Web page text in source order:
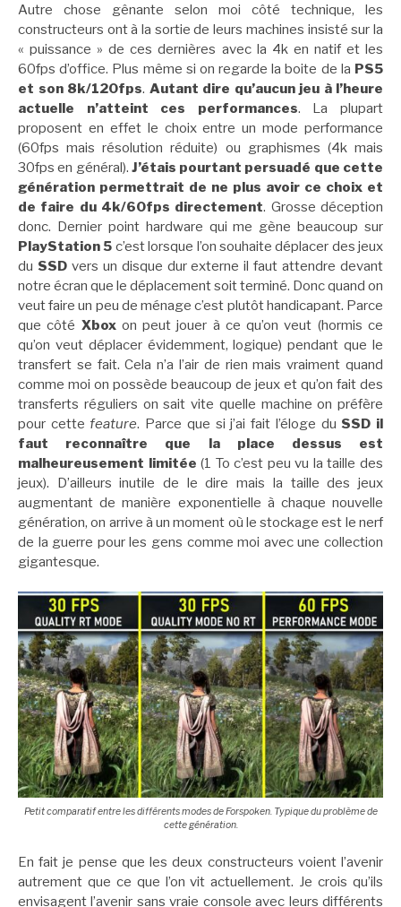
Autre chose gênante selon moi côté technique, les
constructeurs ont à la sortie de leurs machines insisté sur la
« puissance » de ces dernières avec la 4k en natif et les
60fps d’office. Plus même si on regarde la boite de la PS5
et son 8k/120fps. Autant dire qu’aucun jeu à l’heure
actuelle n’atteint ces performances. La plupart
proposent en effet le choix entre un mode performance
(60fps mais résolution réduite) ou graphismes (4k mais
30fps en général). J’étais pourtant persuadé que cette
génération permettrait de ne plus avoir ce choix et
de faire du 4k/60fps directement. Grosse déception
donc. Dernier point hardware qui me gène beaucoup sur
PlayStation 5 c’est lorsque l’on souhaite déplacer des jeux
du SSDvers un disque dur externe il faut attendre devant
notre écran que le déplacement soit terminé. Donc quand on
veut faire un peu de ménage c’est plutôt handicapant. Parce
que côté Xboxon peut jouer à ce qu’on veut (hormis ce
qu’on veut déplacer évidemment, logique) pendant que le
transfert se fait. Cela n’a l’air de rien mais vraiment quand
comme moi on possède beaucoup de jeux et qu’on fait des
transferts réguliers on sait vite quelle machine on préfère
pour cette feature. Parce que si j’ai fait l’éloge du SSD il
faut reconnaître que la place dessus est
malheureusement limitée(1 To c’est peu vu la taille des
jeux). D’ailleurs inutile de le dire mais la taille des jeux
augmentant de manière exponentielle à chaque nouvelle
génération, on arrive à un moment où le stockage est le nerf
de la guerre pour les gens comme moi avec une collection
gigantesque.
Petit comparatif entre les différents modes de Forspoken. Typique du problème de
cette génération.
En fait je pense que les deux constructeurs voient l’avenir
autrement que ce que l’on vit actuellement. Je crois qu’ils
envisagent l’avenir sans vraie console avec leurs différents